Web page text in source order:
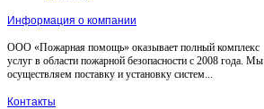
Информация о компании
ООО «Пожарная помощь» оказывает полный комплекс
услуг в области пожарной безопасности с 2008 года. Мы
осуществляем поставку и установку систем...
Контакты